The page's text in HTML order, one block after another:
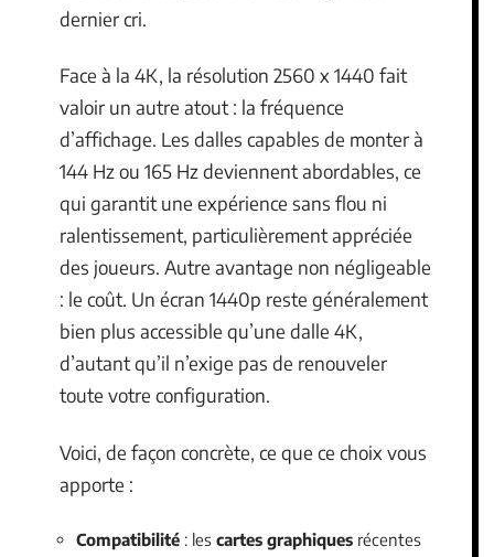
dernier cri.
Face à la 4K, la résolution 2560 x 1440 fait
valoir un autre atout : la fréquence
d’affichage. Les dalles capables de monter à
144 Hz ou 165 Hz deviennent abordables, ce
qui garantit une expérience sans flou ni
ralentissement, particulièrement appréciée
des joueurs. Autre avantage non négligeable
: le coût. Un écran 1440p reste généralement
bien plus accessible qu’une dalle 4K,
d’autant qu’il n’exige pas de renouveler
toute votre configuration.
Voici, de façon concrète, ce que ce choix vous
apporte :
Compatibilité : les cartes graphiques récentes